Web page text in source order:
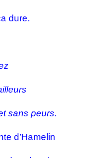
dure.
sans peurs.
d’Hamelin